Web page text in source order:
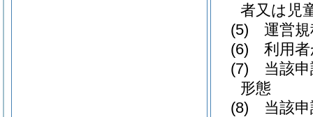
者又は児
(5)
運営
(6)
利用
(7)
当該
形態
(8)
当該